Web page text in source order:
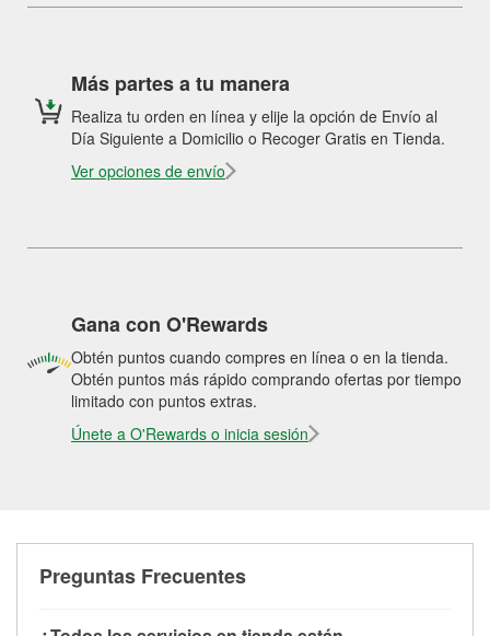
Más partes a tu manera
Realiza tu orden en línea y elije la opción de Envío al
Día Siguiente a Domicilio o Recoger Gratis en Tienda.
Ver opciones de envío
Gana con O'Rewards
Obtén puntos cuando compres en línea o en la tienda.
Obtén puntos más rápido comprando ofertas por tiempo
limitado con puntos extras.
Únete a O'Rewards o inicia sesión
Preguntas Frecuentes